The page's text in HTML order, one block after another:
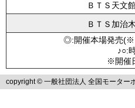
ＢＴＳ天文
ＢＴＳ加治木
◎:開催本場発売
♪○:
※開催
copyright © 一般社団法人 全国モーター